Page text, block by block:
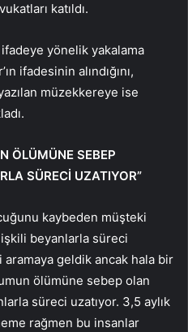
katıldı.
ifadeye yönelik yakalama
ifadesinin alındığını,
müzekkereye ise
ÖLÜMÜNE SEBEP
SÜRECİ UZATIYOR”
kaybeden müşteki
beyanlarla süreci
aramaya geldik ancak hala bir
ölümüne sebep olan
süreci uzatıyor. 3,5 aylık
rağmen bu insanlar